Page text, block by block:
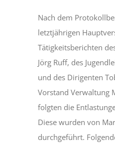
DÄTSCHERFEST
TERMINE
DER VEREIN
ANSPRECHPARTNER
Nach dem
letztjährigen
Tätigkeitsberichten
Jörg Ruff, des
und des Dirigenten
Vorstand Verwaltung
folgten die
Diese wurden von
durchgeführt.